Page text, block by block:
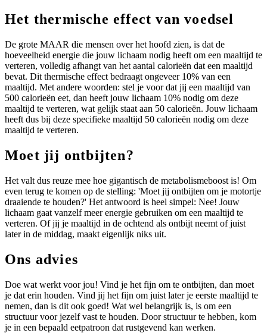
Het thermische effect van voedsel
De grote MAAR die mensen over het hoofd zien, is dat de
hoeveelheid energie die jouw lichaam nodig heeft om een maaltijd te
verteren, volledig afhangt van het aantal calorieën dat een maaltijd
bevat. Dit thermische effect bedraagt ongeveer 10% van een
maaltijd. Met andere woorden: stel je voor dat jij een maaltijd van
500 calorieën eet, dan heeft jouw lichaam 10% nodig om deze
maaltijd te verteren, wat gelijk staat aan 50 calorieën. Jouw lichaam
heeft dus bij deze specifieke maaltijd 50 calorieën nodig om deze
maaltijd te verteren.
Moet jij ontbijten?
Het valt dus reuze mee hoe gigantisch de metabolismeboost is! Om
even terug te komen op de stelling: 'Moet jij ontbijten om je motortje
draaiende te houden?' Het antwoord is heel simpel: Nee! Jouw
lichaam gaat vanzelf meer energie gebruiken om een maaltijd te
verteren. Of jij je maaltijd in de ochtend als ontbijt neemt of juist
later in de middag, maakt eigenlijk niks uit.
Ons advies
Doe wat werkt voor jou! Vind je het fijn om te ontbijten, dan moet
je dat erin houden. Vind jij het fijn om juist later je eerste maaltijd te
nemen, dan is dit ook goed! Wat wel belangrijk is, is om een
structuur voor jezelf vast te houden. Door structuur te hebben, kom
je in een bepaald eetpatroon dat rustgevend kan werken.